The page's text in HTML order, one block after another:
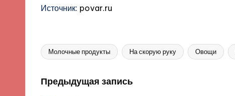
Источник: povar.ru
Метки:
Молочные продукты На скорую руку Овощи
Навигация
Предыдущая запись